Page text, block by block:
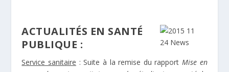
ACTUALITÉS EN SANTÉ
PUBLIQUE :
Service sanitaire : Suite à la remise du rapport Mise en